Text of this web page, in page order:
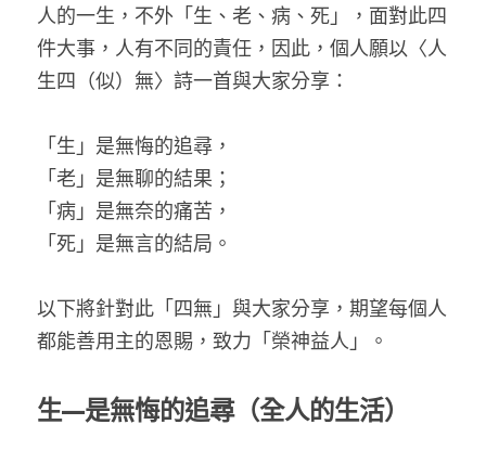
人的一生，不外「生、老、病、死」，面對此四
件大事，人有不同的責任，因此，個人願以〈人
生四（似）無〉詩一首與大家分享：
「生」是無悔的追尋，
「老」是無聊的結果；
「病」是無奈的痛苦，
「死」是無言的結局。
以下將針對此「四無」與大家分享，期望每個人
都能善用主的恩賜，致力「榮神益人」。
生—是無悔的追尋（全人的生活）